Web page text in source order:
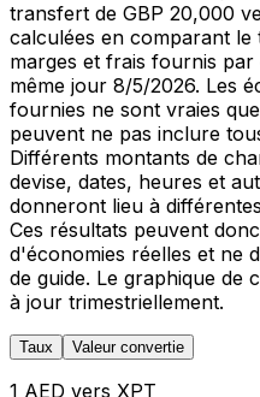
transfert de GBP 20,000
calculées en comparant le
marges et frais fournis
même jour 8/5/2026. Les
fournies ne sont vraies
peuvent ne pas inclure
Différents montants de
devise, dates, heures et
donneront lieu à
Ces résultats peuvent
d'économies réelles et ne
de guide. Le graphique de
à jour trimestriellement.
Taux Valeur convertie
1 AED vers XPT